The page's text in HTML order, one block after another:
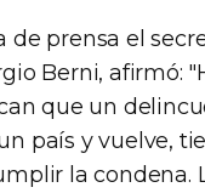
de prensa el
Berni, afirmó:
que un
país y vuelve,
la condena.